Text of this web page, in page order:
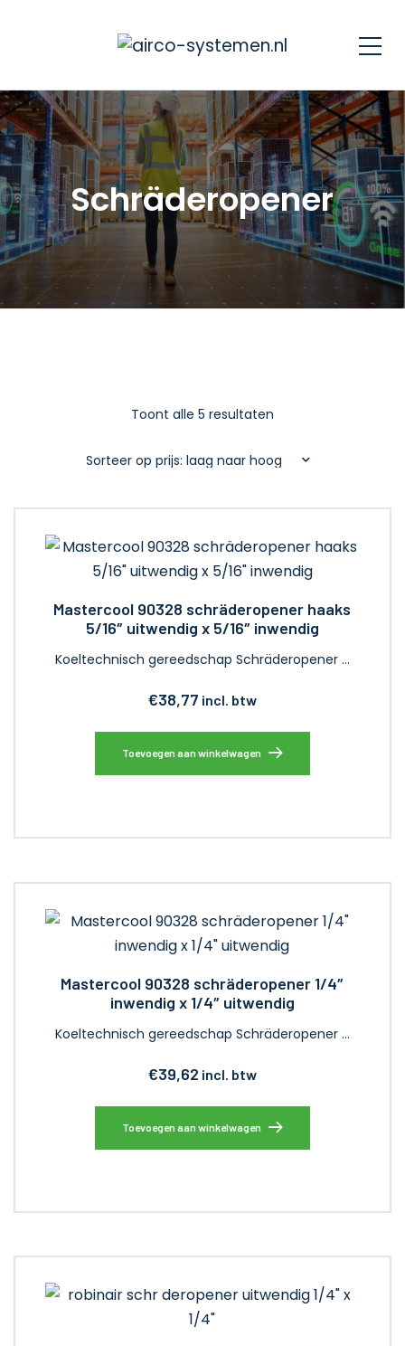
Schräderopener
Toont alle 5 resultaten
Mastercool 90328 schräderopener haaks
5/16″ uitwendig x 5/16″ inwendig
Koeltechnisch gereedschap Schräderopener …
€38,77 incl. btw
Toevoegen aan winkelwagen
Mastercool 90328 schräderopener 1/4″
inwendig x 1/4″ uitwendig
Koeltechnisch gereedschap Schräderopener …
€39,62 incl. btw
Toevoegen aan winkelwagen